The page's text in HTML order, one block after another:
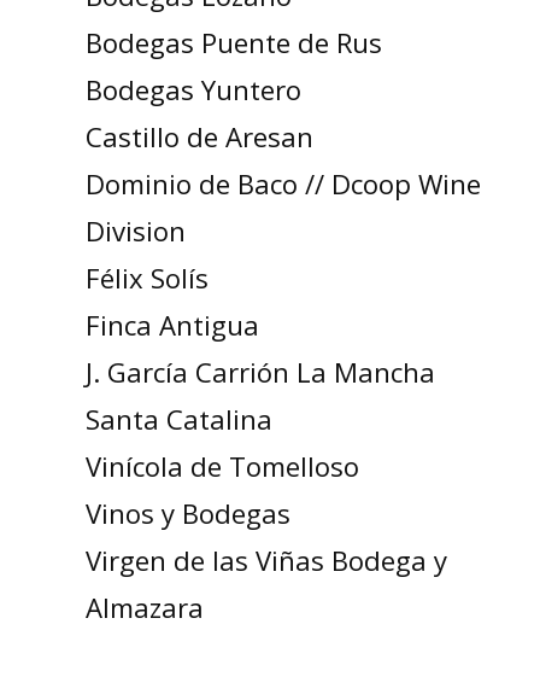
Bodegas Puente de Rus
Bodegas Yuntero
Castillo de Aresan
Dominio de Baco // Dcoop Wine
Division
Félix Solís
Finca Antigua
J. García Carrión La Mancha
Santa Catalina
Vinícola de Tomelloso
Vinos y Bodegas
Virgen de las Viñas Bodega y
Almazara